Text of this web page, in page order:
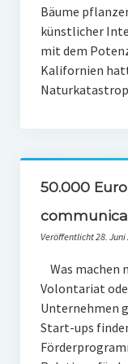
Klimaneutrales
Zukunft der
Bäume
künstlicher
mit dem
Kalifornien
50.000
Veröffentlicht 28. Juni
Was machen
Volontariat
Unternehmen
Start-ups